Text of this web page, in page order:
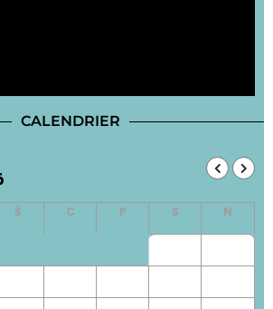
CALENDRIER